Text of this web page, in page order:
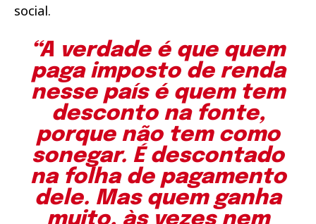
social.
“A verdade é que quem
paga imposto de renda
nesse país é quem tem
desconto na fonte,
porque não tem como
sonegar. É descontado
na folha de pagamento
dele. Mas quem ganha
muito, às vezes nem